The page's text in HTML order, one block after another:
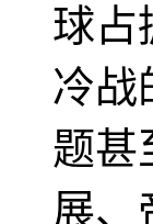
球占
冷战
题甚
展、